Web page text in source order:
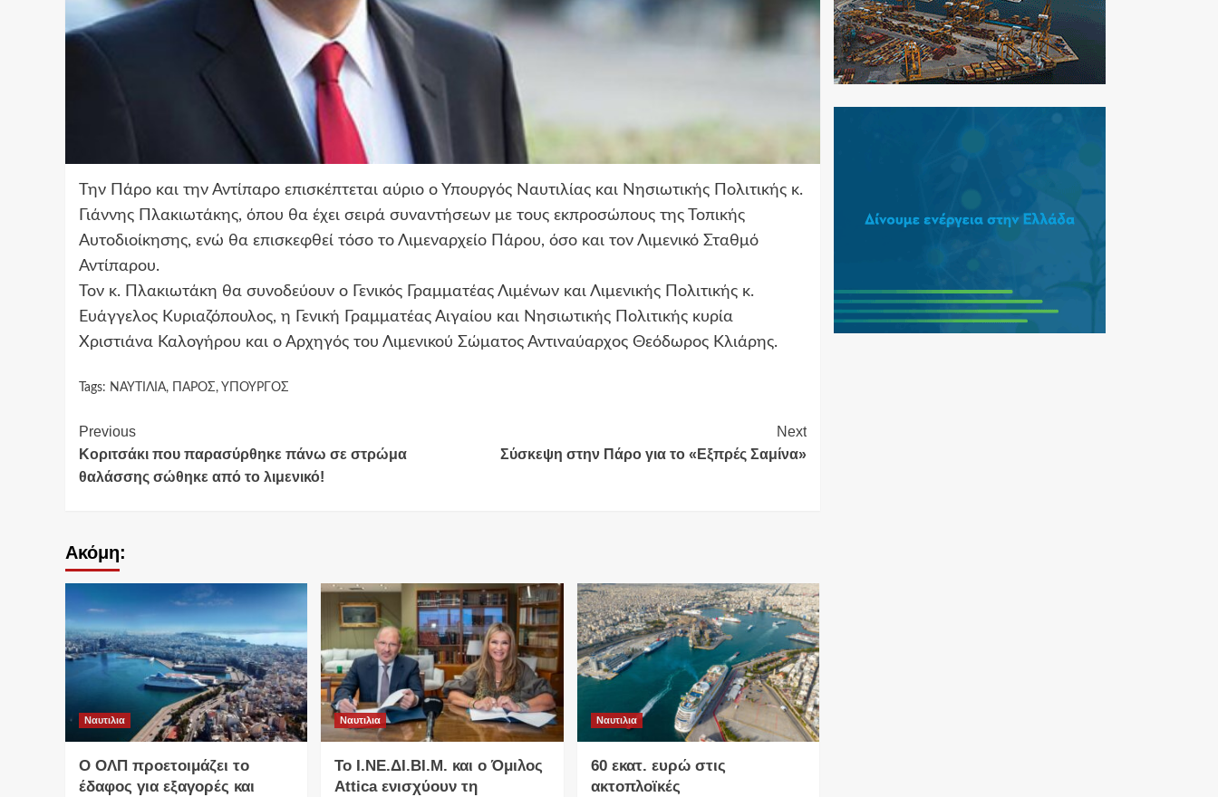
Την Πάρο και την Αντίπαρο επισκέπτεται αύριο ο Υπουργός Ναυτιλίας και Νησιωτικής Πολιτικής κ.
Γιάννης Πλακιωτάκης, όπου θα έχει σειρά συναντήσεων με τους εκπροσώπους της Τοπικής
Αυτοδιοίκησης, ενώ θα επισκεφθεί τόσο το Λιμεναρχείο Πάρου, όσο και τον Λιμενικό Σταθμό
Αντίπαρου.
Τον κ. Πλακιωτάκη θα συνοδεύουν ο Γενικός Γραμματέας Λιμένων και Λιμενικής Πολιτικής κ.
Ευάγγελος Κυριαζόπουλος, η Γενική Γραμματέας Αιγαίου και Νησιωτικής Πολιτικής κυρία
Χριστιάνα Καλογήρου και ο Αρχηγός του Λιμενικού Σώματος Αντιναύαρχος Θεόδωρος Κλιάρης.
Tags: ΝΑΥΤΙΛΙΑ, ΠΑΡΟΣ, ΥΠΟΥΡΓΟΣ
Continue
Reading
Previous
Κοριτσάκι που παρασύρθηκε πάνω σε στρώμα
θαλάσσης σώθηκε από το λιμενικό!
Next
Σύσκεψη στην Πάρο για το «Εξπρές Σαμίνα»
Ακόμη:
Ναυτιλια
O ΟΛΠ προετοιμάζει το
έδαφος για εξαγορές και
Ναυτιλια
Το Ι.ΝΕ.ΔΙ.ΒΙ.Μ. και o Όμιλος
Attica ενισχύουν τη
Ναυτιλια
60 εκατ. ευρώ στις
ακτοπλοϊκές